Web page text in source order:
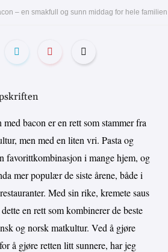
– en smakfull og sunn middag for hele familien
med bacon er en rett som stammer fra
men med en liten vri. Pasta og
favorittkombinasjon i mange hjem, og
mer populær de siste årene, både i
Med sin rike, kremete saus
en rett som kombinerer de beste
og norsk matkultur. Ved å gjøre
å gjøre retten litt sunnere, har jeg